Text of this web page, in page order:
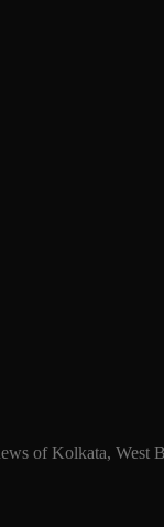
of Kolkata, West